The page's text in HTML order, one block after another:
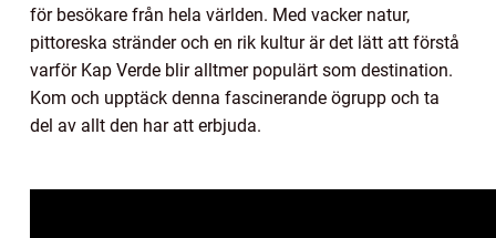
för besökare från hela världen. Med vacker natur,
pittoreska stränder och en rik kultur är det lätt att förstå
varför Kap Verde blir alltmer populärt som destination.
Kom och upptäck denna fascinerande ögrupp och ta
del av allt den har att erbjuda.